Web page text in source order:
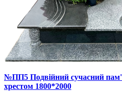
№ПП5 Подвійний сучасний
хрестом 1800*2000